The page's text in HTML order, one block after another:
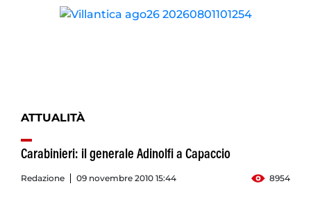
ATTUALITÀ
Carabinieri: il generale Adinolfi a Capaccio
Redazione 09 novembre 2010 15:44 8954